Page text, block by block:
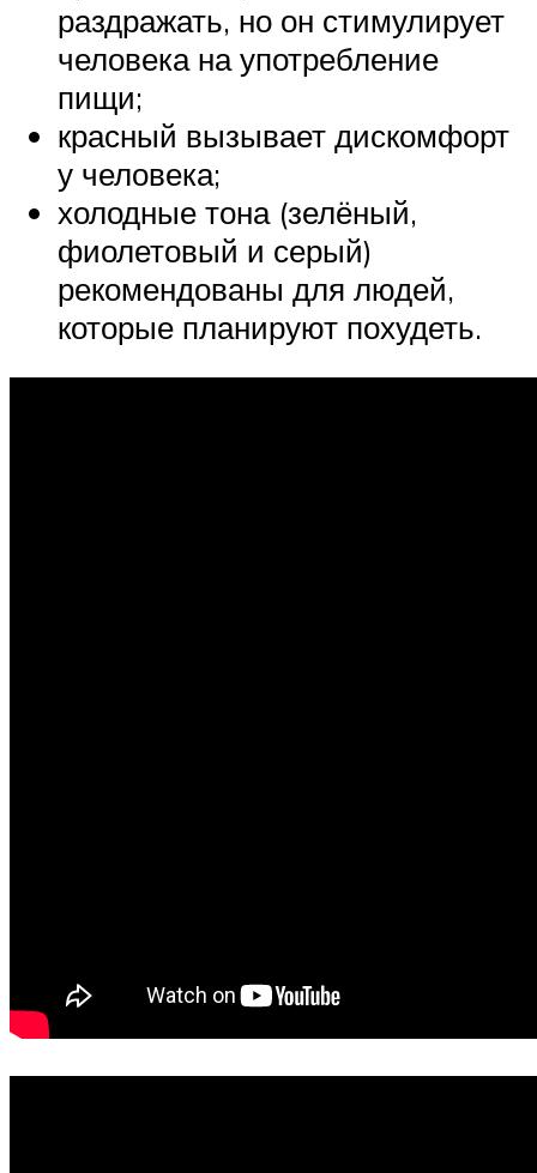
раздражать, но он стимулирует
человека на употребление
пищи;
красный вызывает дискомфорт
у человека;
холодные тона (зелёный,
фиолетовый и серый)
рекомендованы для людей,
которые планируют похудеть.